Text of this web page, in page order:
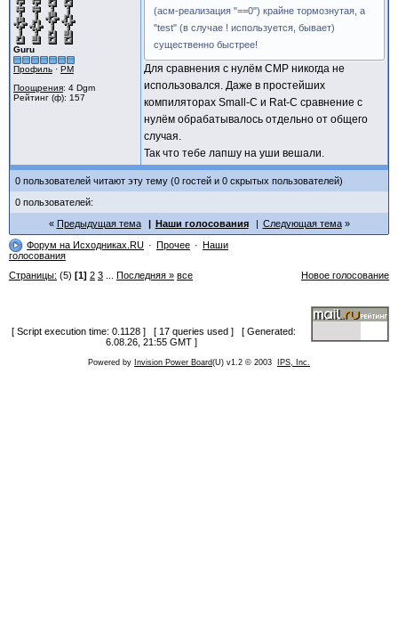
Guru
Профиль · PM
Поощрения: 4 Dgm
Рейтинг (ф): 157
(асм-реализация "==0") крайне тормознутая, а
"test" (в случае ! используется, бывает)
существенно быстрее!
Для сравнения с нулём CMP никогда не
использовался. Даже в простейших
компиляторах Small-C и Rat-C сравнение с
нулём обрабатывалось отдельно от общего
случая.
Так что тебе лапшу на уши вешали.
0 пользователей читают эту тему (0 гостей и 0 скрытых пользователей)
0 пользователей:
Предыдущая тема
Наши голосования
Следующая тема
Форум на Исходниках.RU
Прочее
Наши
голосования
Страницы: (5) [1] 2 3 Последняя » все Новое голосование
[ Script execution time: 0.1128 ] [ 17 queries used ] [ Generated:
6.08.26, 21:55 GMT ]
Powered by Invision Power Board(U) v1.2 © 2003 IPS, Inc.